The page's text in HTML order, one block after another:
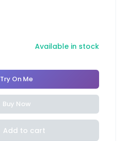
Available in stock
Add to cart
Try On Me
Buy Now